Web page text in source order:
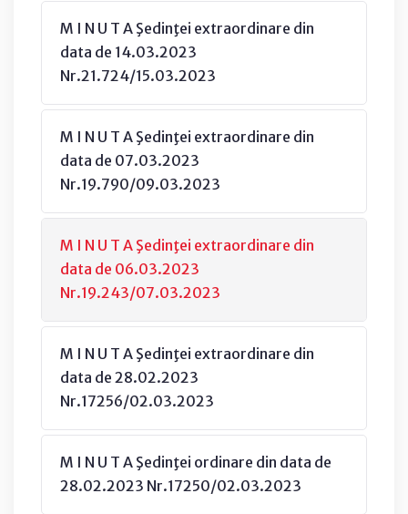
M I N U T A Şedinţei extraordinare din
data de 14.03.2023
Nr.21.724/15.03.2023
M I N U T A Şedinţei extraordinare din
data de 07.03.2023
Nr.19.790/09.03.2023
M I N U T A Şedinţei extraordinare din
data de 06.03.2023
Nr.19.243/07.03.2023
M I N U T A Şedinţei extraordinare din
data de 28.02.2023
Nr.17256/02.03.2023
M I N U T A Şedinţei ordinare din data de
28.02.2023 Nr.17250/02.03.2023